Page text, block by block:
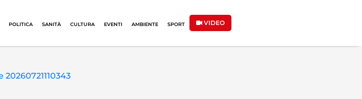
POLITICA SANITÀ CULTURA EVENTI AMBIENTE SPORT VIDEO